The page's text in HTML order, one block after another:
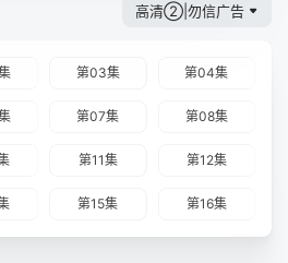
高清②|勿信广告
第03集 第04集
第07集 第08集
第11集 第12集
第15集 第16集